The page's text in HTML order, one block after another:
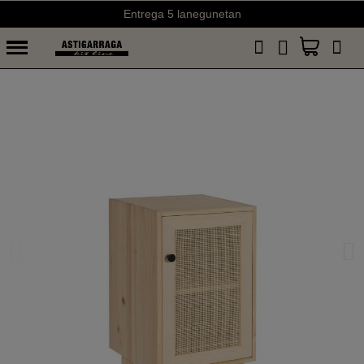
Entrega 5 lanegunetan